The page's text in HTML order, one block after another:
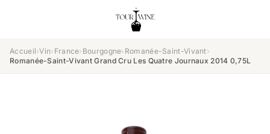
Accueil›Vin› France› Bourgogne› Romanée-Saint-Vivant›
Romanée-Saint-Vivant Grand Cru Les Quatre Journaux 2014 0,75L